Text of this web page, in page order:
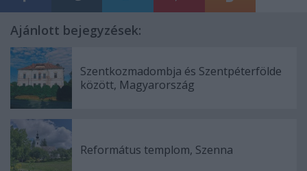
Ajánlott bejegyzések:
Szentkozmadombja és Szentpéterfölde
között, Magyarország
Református templom, Szenna